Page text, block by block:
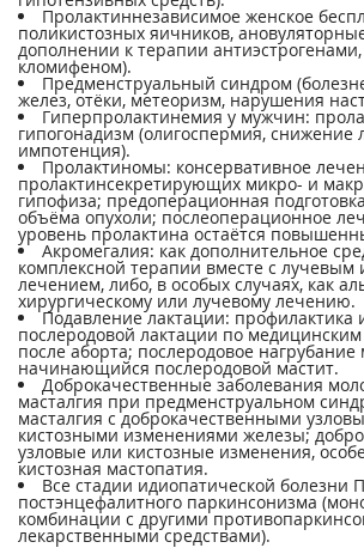
Пролактиннезависимое женское
поликистозных яичников,
дополнении к терапии
кломифеном).
Предменструальный синдром
желез, отёки, метеоризм, нарушения
Гиперпролактинемия у мужчин:
гипогонадизм (олигоспермия, снижение
импотенция).
Пролактиномы: консервативное
пролактинсекретирующих микро- и
гипофиза; предоперационная
объёма опухоли; послеоперационное
уровень пролактина остаётся
Акромегалия: как дополнительное
комплексной терапии вместе с
лечением, либо, в особых случаях, как
хирургическому или лучевому лечению.
Подавление лактации: профилактика
послеродовой лактации по
после аборта; послеродовое
начинающийся послеродовой мастит.
Доброкачественные заболевания
масталгия при предменструальном
масталгия с доброкачественными
кистозными изменениями железы;
узловые или кистозные изменения,
кистозная мастопатия.
Все стадии идиопатической болезни
постэнцефалитного паркинсонизма
комбинации с другими
лекарственными средствами).